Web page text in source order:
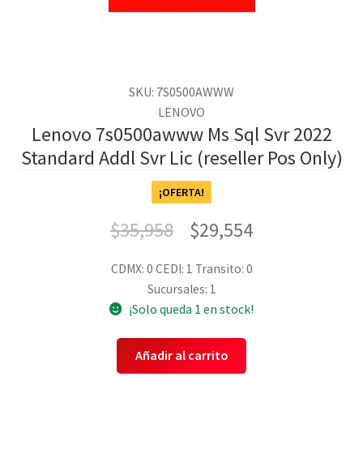
SKU: 7S0500AWWW
LENOVO
Lenovo 7s0500awww Ms Sql Svr 2022
Standard Addl Svr Lic (reseller Pos Only)
¡OFERTA!
$35,958 $29,554
CDMX: 0 CEDI: 1 Transito: 0
Sucursales: 1
¡Solo queda 1 en stock!
Añadir al carrito